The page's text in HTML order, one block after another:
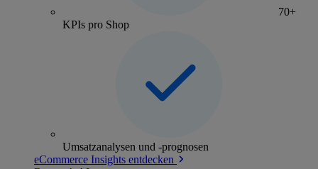
70+
KPIs pro Shop
Umsatzanalysen und -prognosen
eCommerce Insights entdecken